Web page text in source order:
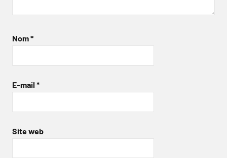
Nom*
E-mail *
Site web